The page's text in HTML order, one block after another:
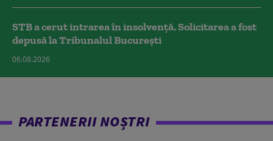
STB a cerut intrarea în insolvență. Solicitarea a fost
depusă la Tribunalul București
06.08.2026
PARTENERII NOȘTRI